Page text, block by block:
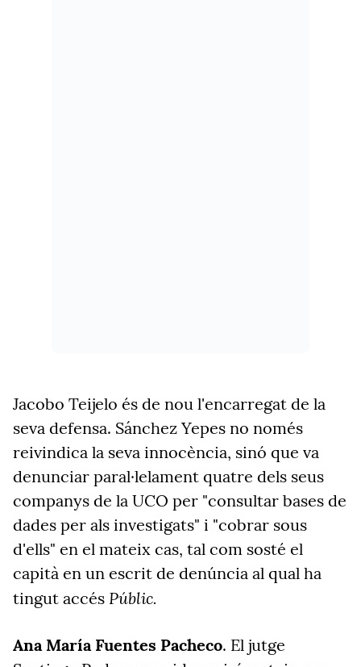
Jacobo Teijelo és de nou l'encarregat de la
seva defensa. Sánchez Yepes no només
reivindica la seva innocència, sinó que va
denunciar paral·lelament quatre dels seus
companys de la UCO per "consultar bases de
dades per als investigats" i "cobrar sous
d'ells" en el mateix cas, tal com sosté el
capità en un escrit de denúncia al qual ha
tingut accés Públic.
Ana María Fuentes Pacheco. El jutge